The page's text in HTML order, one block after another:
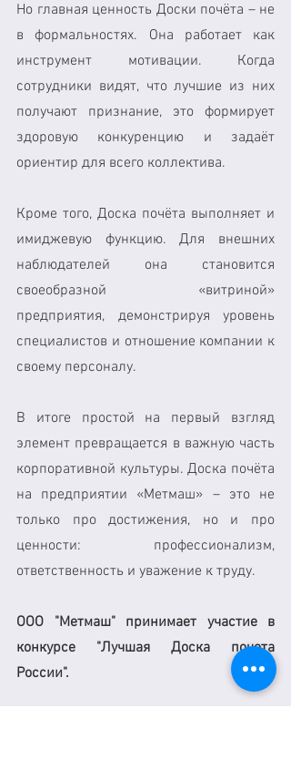
Но главная ценность Доски почёта – не
в формальностях. Она работает как
инструмент мотивации. Когда
сотрудники видят, что лучшие из них
получают признание, это формирует
здоровую конкуренцию и задаёт
ориентир для всего коллектива.
Кроме того, Доска почёта выполняет и
имиджевую функцию. Для внешних
наблюдателей она становится
своеобразной «витриной»
предприятия, демонстрируя уровень
специалистов и отношение компании к
своему персоналу.
В итоге простой на первый взгляд
элемент превращается в важную часть
корпоративной культуры. Доска почёта
на предприятии «Метмаш» – это не
только про достижения, но и про
ценности: профессионализм,
ответственность и уважение к труду.
ООО "Метмаш" принимает участие в
конкурсе "Лучшая Доска почета
России".